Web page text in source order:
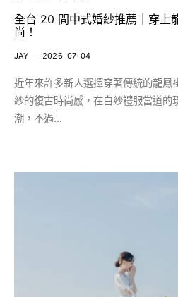
全台 20 間中式婚紗推薦｜穿上
尚！
JAY 2026-07-04
近年來許多新人選擇穿著傳統的龍鳳
紗的復古時尚感，在白紗禮服當道的
潮，不過…